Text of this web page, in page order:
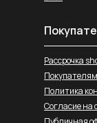
Рассрочка
Покупателям
Политика
Согласие на